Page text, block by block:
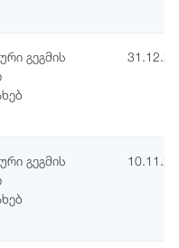
გეგმის
გეგმის